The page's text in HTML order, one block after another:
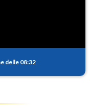
delle 08:32